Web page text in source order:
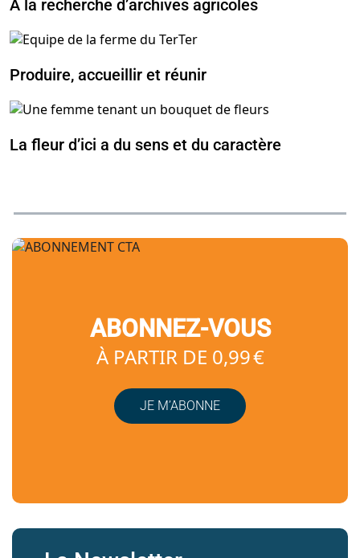
À la recherche d’archives agricoles
Produire, accueillir et réunir
La fleur d’ici a du sens et du caractère
ABONNEZ-VOUS
À PARTIR DE 0,99 €
JE M’ABONNE